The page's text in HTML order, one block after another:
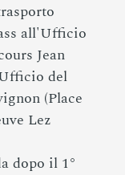
all'Ufficio
Jean
del
(Place
Lez
dopo il 1°